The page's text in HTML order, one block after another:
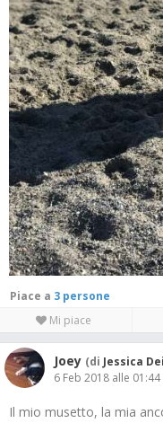
Piace a
3 persone
Mi piace
Joey (di Jessica
6 Feb 2018 alle 01:44
Il mio musetto, la mia